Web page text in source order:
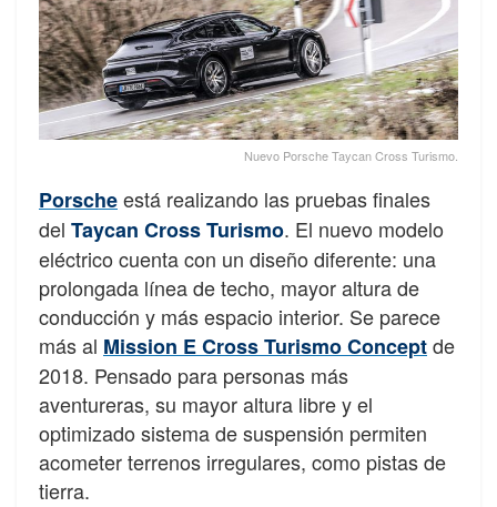
Nuevo Porsche Taycan Cross Turismo.
Porscheestá realizando las pruebas finales
del Taycan Cross Turismo. El nuevo modelo
eléctrico cuenta con un diseño diferente: una
prolongada línea de techo, mayor altura de
conducción y más espacio interior. Se parece
más al Mission E Cross Turismo Conceptde
2018. Pensado para personas más
aventureras, su mayor altura libre y el
optimizado sistema de suspensión permiten
acometer terrenos irregulares, como pistas de
tierra.